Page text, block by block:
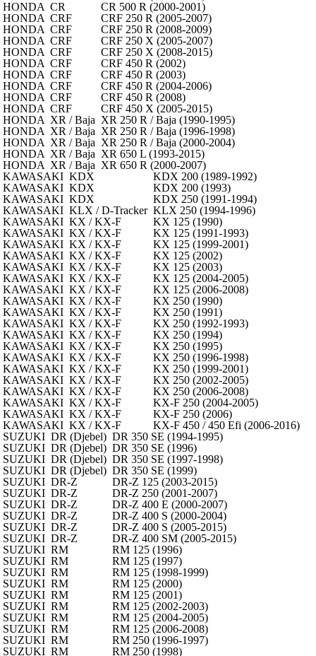
HONDA CR
CR 500 R (2000-2001)
HONDA CRF
CRF 250 R (2005-2007)
HONDA CRF
CRF 250 R (2008-2009)
HONDA CRF
CRF 250 X (2005-2007)
HONDA CRF
CRF 250 X (2008-2015)
HONDA CRF
CRF 450 R (2002)
HONDA CRF
CRF 450 R (2003)
HONDA CRF
CRF 450 R (2004-2006)
HONDA CRF
CRF 450 R (2008)
HONDA CRF
CRF 450 X (2005-2015)
HONDA XR / Baja XR 250 R / Baja (1990-1995)
HONDA XR / Baja XR 250 R / Baja (1996-1998)
HONDA XR / Baja XR 250 R / Baja (2000-2004)
HONDA XR / Baja XR 650 L (1993-2015)
HONDA XR / Baja XR 650 R (2000-2007)
KAWASAKI KDX
KDX 200 (1989-1992)
KAWASAKI KDX
KDX 200 (1993)
KAWASAKI KDX
KDX 250 (1991-1994)
KAWASAKI KLX / D-Tracker KLX 250 (1994-1996)
KAWASAKI KX / KX-F
KX 125 (1990)
KAWASAKI KX / KX-F
KX 125 (1991-1993)
KAWASAKI KX / KX-F
KX 125 (1999-2001)
KAWASAKI KX / KX-F
KX 125 (2002)
KAWASAKI KX / KX-F
KX 125 (2003)
KAWASAKI KX / KX-F
KX 125 (2004-2005)
KAWASAKI KX / KX-F
KX 125 (2006-2008)
KAWASAKI KX / KX-F
KX 250 (1990)
KAWASAKI KX / KX-F
KX 250 (1991)
KAWASAKI KX / KX-F
KX 250 (1992-1993)
KAWASAKI KX / KX-F
KX 250 (1994)
KAWASAKI KX / KX-F
KX 250 (1995)
KAWASAKI KX / KX-F
KX 250 (1996-1998)
KAWASAKI KX / KX-F
KX 250 (1999-2001)
KAWASAKI KX / KX-F
KX 250 (2002-2005)
KAWASAKI KX / KX-F
KX 250 (2006-2008)
KAWASAKI KX / KX-F
KX-F 250 (2004-2005)
KAWASAKI KX / KX-F
KX-F 250 (2006)
KAWASAKI KX / KX-F
KX-F 450 / 450 Efi (2006-2016)
SUZUKI DR (Djebel) DR 350 SE (1994-1995)
SUZUKI DR (Djebel) DR 350 SE (1996)
SUZUKI DR (Djebel) DR 350 SE (1997-1998)
SUZUKI DR (Djebel) DR 350 SE (1999)
SUZUKI DR-Z
DR-Z 125 (2003-2015)
SUZUKI DR-Z
DR-Z 250 (2001-2007)
SUZUKI DR-Z
DR-Z 400 E (2000-2007)
SUZUKI DR-Z
DR-Z 400 S (2000-2004)
SUZUKI DR-Z
DR-Z 400 S (2005-2015)
SUZUKI DR-Z
DR-Z 400 SM (2005-2015)
SUZUKI RM
RM 125 (1996)
SUZUKI RM
RM 125 (1997)
SUZUKI RM
RM 125 (1998-1999)
SUZUKI RM
RM 125 (2000)
SUZUKI RM
RM 125 (2001)
SUZUKI RM
RM 125 (2002-2003)
SUZUKI RM
RM 125 (2004-2005)
SUZUKI RM
RM 125 (2006-2008)
SUZUKI RM
RM 250 (1996-1997)
SUZUKI RM RM 250 (1998)